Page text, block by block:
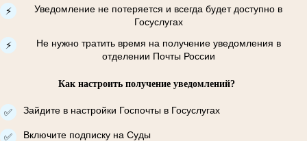
⚡
Уведомление не потеряется и всегда будет доступно в
Госуслугах
⚡
Не нужно тратить время на получение уведомления в
отделении Почты России
Как настроить получение уведомлений?
✅ Зайдите в настройки Госпочты в Госуслугах
✅ Включите подписку на Суды